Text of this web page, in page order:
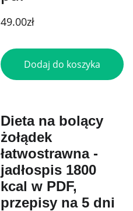
49.00zł
Dodaj do koszyka
Dieta na bolący
żołądek
łatwostrawna -
jadłospis 1800
kcal w PDF,
przepisy na 5 dni